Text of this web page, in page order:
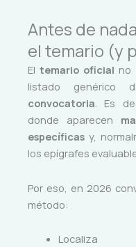
Antes de
el temario (y
El temario oficial no
listado genérico
convocatoria. Es
donde aparecen
específicas y,
los epígrafes
Por eso, en 2026
método: